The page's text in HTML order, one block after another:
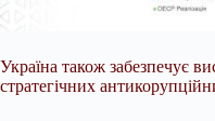
Україна також забезпечує
стратегічних